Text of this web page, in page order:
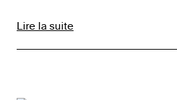
Lire la suite